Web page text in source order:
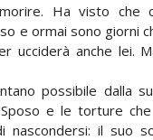
Ha visto che
e ormai sono giorni
ucciderà anche lei.
possibile dalla
e le torture che
nascondersi: il suo